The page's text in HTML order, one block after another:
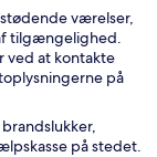
værelser,
tilgængelighed.
ved at kontakte
på
på stedet.